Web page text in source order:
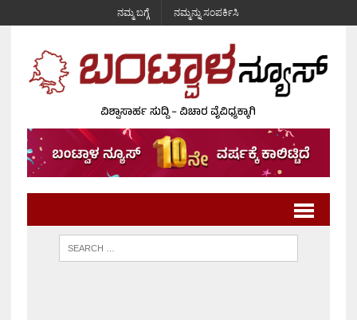
ನಮ್ಮ ಬಗ್ಗೆ ನಮ್ಮನ್ನು ಸಂಪರ್ಕಿಸಿ